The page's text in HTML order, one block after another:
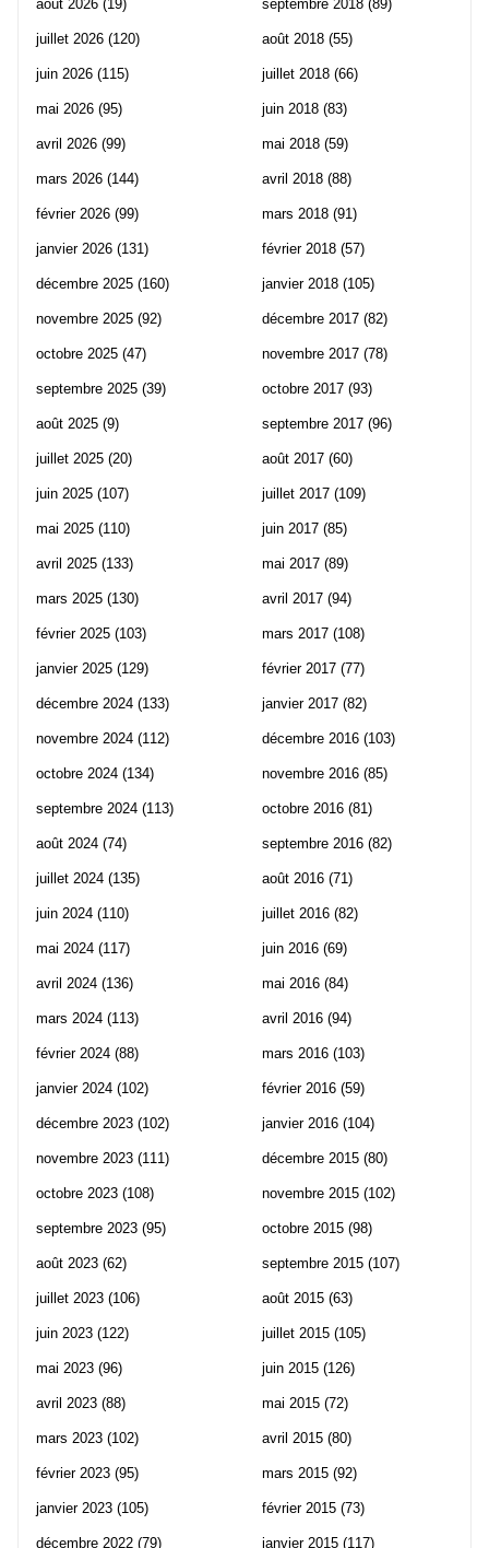
août 2026 (19)
juillet 2026 (120)
juin 2026 (115)
mai 2026 (95)
avril 2026 (99)
mars 2026 (144)
février 2026 (99)
janvier 2026 (131)
décembre 2025 (160)
novembre 2025 (92)
octobre 2025 (47)
septembre 2025 (39)
août 2025 (9)
juillet 2025 (20)
juin 2025 (107)
mai 2025 (110)
avril 2025 (133)
mars 2025 (130)
février 2025 (103)
janvier 2025 (129)
décembre 2024 (133)
novembre 2024 (112)
octobre 2024 (134)
septembre 2024 (113)
août 2024 (74)
juillet 2024 (135)
juin 2024 (110)
mai 2024 (117)
avril 2024 (136)
mars 2024 (113)
février 2024 (88)
janvier 2024 (102)
décembre 2023 (102)
novembre 2023 (111)
octobre 2023 (108)
septembre 2023 (95)
août 2023 (62)
juillet 2023 (106)
juin 2023 (122)
mai 2023 (96)
avril 2023 (88)
mars 2023 (102)
février 2023 (95)
janvier 2023 (105)
décembre 2022 (79)
septembre 2018 (89)
août 2018 (55)
juillet 2018 (66)
juin 2018 (83)
mai 2018 (59)
avril 2018 (88)
mars 2018 (91)
février 2018 (57)
janvier 2018 (105)
décembre 2017 (82)
novembre 2017 (78)
octobre 2017 (93)
septembre 2017 (96)
août 2017 (60)
juillet 2017 (109)
juin 2017 (85)
mai 2017 (89)
avril 2017 (94)
mars 2017 (108)
février 2017 (77)
janvier 2017 (82)
décembre 2016 (103)
novembre 2016 (85)
octobre 2016 (81)
septembre 2016 (82)
août 2016 (71)
juillet 2016 (82)
juin 2016 (69)
mai 2016 (84)
avril 2016 (94)
mars 2016 (103)
février 2016 (59)
janvier 2016 (104)
décembre 2015 (80)
novembre 2015 (102)
octobre 2015 (98)
septembre 2015 (107)
août 2015 (63)
juillet 2015 (105)
juin 2015 (126)
mai 2015 (72)
avril 2015 (80)
mars 2015 (92)
février 2015 (73)
janvier 2015 (117)